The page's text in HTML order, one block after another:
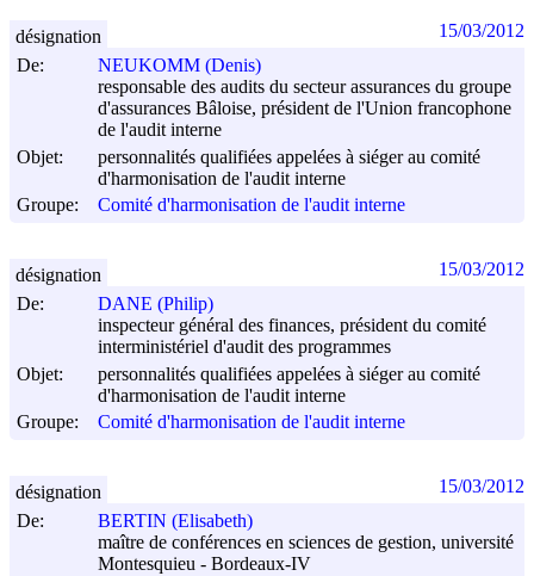
De:
NEUKOMM (Denis)
responsable des audits du secteur assurances du groupe
d'assurances Bâloise, président de l'Union francophone
de l'audit interne
Objet:
personnalités qualifiées appelées à siéger au comité
d'harmonisation de l'audit interne
Groupe:
Comité d'harmonisation de l'audit interne
désignation 15/03/2012
De:
DANE (Philip)
inspecteur général des finances, président du comité
interministériel d'audit des programmes
Objet:
personnalités qualifiées appelées à siéger au comité
d'harmonisation de l'audit interne
Groupe:
Comité d'harmonisation de l'audit interne
désignation 15/03/2012
De:
BERTIN (Elisabeth)
maître de conférences en sciences de gestion, université
Montesquieu - Bordeaux-IV
désignation 15/03/2012